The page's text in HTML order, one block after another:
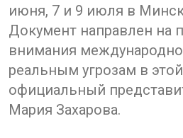
июня, 7 и 9 июля в
Документ направлен на
внимания
реальным угрозам в
официальный
Мария Захарова.